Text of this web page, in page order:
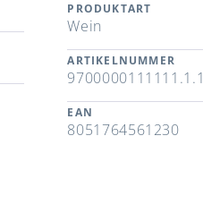
PRODUKTART
Wein
ARTIKELNUMMER
9700000111111.1.1
EAN
8051764561230